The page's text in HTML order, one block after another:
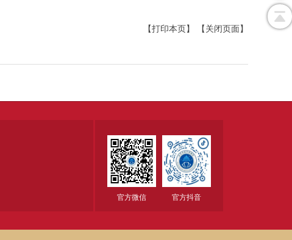
【打印本页】 【关闭页面】
官方微信 官方抖音